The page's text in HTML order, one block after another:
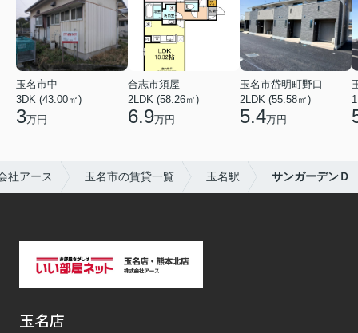
玉名市中
3DK (43.00㎡)
3万円
合志市須屋
2LDK (58.26㎡)
6.9万円
玉名市岱明町野口
2LDK (55.58㎡)
5.4万円
社アース 玉名市の賃貸一覧 玉名駅 サンガーデンＤ
玉名店